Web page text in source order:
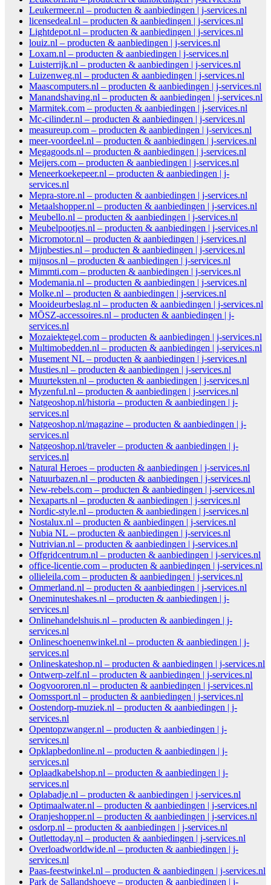
Leukermeer.nl – producten & aanbiedingen | j-services.nl
licensedeal.nl – producten & aanbiedingen | j-services.nl
Lightdepot.nl – producten & aanbiedingen | j-services.nl
louiz.nl – producten & aanbiedingen | j-services.nl
Loxam.nl – producten & aanbiedingen | j-services.nl
Luisterrijk.nl – producten & aanbiedingen | j-services.nl
Luizenweg.nl – producten & aanbiedingen | j-services.nl
Maascomputers.nl – producten & aanbiedingen | j-services.nl
Manandshaving.nl – producten & aanbiedingen | j-services.nl
Marmitek.com – producten & aanbiedingen | j-services.nl
Mc-cilinder.nl – producten & aanbiedingen | j-services.nl
measureup.com – producten & aanbiedingen | j-services.nl
meer-voordeel.nl – producten & aanbiedingen | j-services.nl
Megagoods.nl – producten & aanbiedingen | j-services.nl
Meijers.com – producten & aanbiedingen | j-services.nl
Meneerkoekepeer.nl – producten & aanbiedingen | j-
services.nl
Mepra-store.nl – producten & aanbiedingen | j-services.nl
Metaalshopper.nl – producten & aanbiedingen | j-services.nl
Meubello.nl – producten & aanbiedingen | j-services.nl
Meubelpootjes.nl – producten & aanbiedingen | j-services.nl
Micromotor.nl – producten & aanbiedingen | j-services.nl
Mijnbesties.nl – producten & aanbiedingen | j-services.nl
mijnsos.nl – producten & aanbiedingen | j-services.nl
Mimmti.com – producten & aanbiedingen | j-services.nl
Modemania.nl – producten & aanbiedingen | j-services.nl
Molke.nl – producten & aanbiedingen | j-services.nl
Mooideurbeslag.nl – producten & aanbiedingen | j-services.nl
MŌSZ-accessoires.nl – producten & aanbiedingen | j-
services.nl
Mozaiektegel.com – producten & aanbiedingen | j-services.nl
Multimobedden.nl – producten & aanbiedingen | j-services.nl
Musement NL – producten & aanbiedingen | j-services.nl
Musties.nl – producten & aanbiedingen | j-services.nl
Muurteksten.nl – producten & aanbiedingen | j-services.nl
Myzenful.nl – producten & aanbiedingen | j-services.nl
Natgeoshop.nl/historia – producten & aanbiedingen | j-
services.nl
Natgeoshop.nl/magazine – producten & aanbiedingen | j-
services.nl
Natgeoshop.nl/traveler – producten & aanbiedingen | j-
services.nl
Natural Heroes – producten & aanbiedingen | j-services.nl
Natuurbazen.nl – producten & aanbiedingen | j-services.nl
New-rebels.com – producten & aanbiedingen | j-services.nl
Nexaparts.nl – producten & aanbiedingen | j-services.nl
Nordic-style.nl – producten & aanbiedingen | j-services.nl
Nostalux.nl – producten & aanbiedingen | j-services.nl
Nubia NL – producten & aanbiedingen | j-services.nl
Nutrivian.nl – producten & aanbiedingen | j-services.nl
Offgridcentrum.nl – producten & aanbiedingen | j-services.nl
office-licentie.com – producten & aanbiedingen | j-services.nl
ollieleila.com – producten & aanbiedingen | j-services.nl
Ommerland.nl – producten & aanbiedingen | j-services.nl
Oneminuteshakes.nl – producten & aanbiedingen | j-
services.nl
Onlinehandelshuis.nl – producten & aanbiedingen | j-
services.nl
Onlineschoenenwinkel.nl – producten & aanbiedingen | j-
services.nl
Onlineskateshop.nl – producten & aanbiedingen | j-services.nl
Ontwerp-zelf.nl – producten & aanbiedingen | j-services.nl
Oogvoororen.nl – producten & aanbiedingen | j-services.nl
Oomssport.nl – producten & aanbiedingen | j-services.nl
Oostendorp-muziek.nl – producten & aanbiedingen | j-
services.nl
Opentopzwanger.nl – producten & aanbiedingen | j-
services.nl
Opklapbedonline.nl – producten & aanbiedingen | j-
services.nl
Oplaadkabelshop.nl – producten & aanbiedingen | j-
services.nl
Oplabadje.nl – producten & aanbiedingen | j-services.nl
Optimaalwater.nl – producten & aanbiedingen | j-services.nl
Oranjeshopper.nl – producten & aanbiedingen | j-services.nl
osdorp.nl – producten & aanbiedingen | j-services.nl
Outlettoday.nl – producten & aanbiedingen | j-services.nl
Overloadworldwide.nl – producten & aanbiedingen | j-
services.nl
Paas-feestwinkel.nl – producten & aanbiedingen | j-services.nl
Park de Sallandshoeve – producten & aanbiedingen | j-